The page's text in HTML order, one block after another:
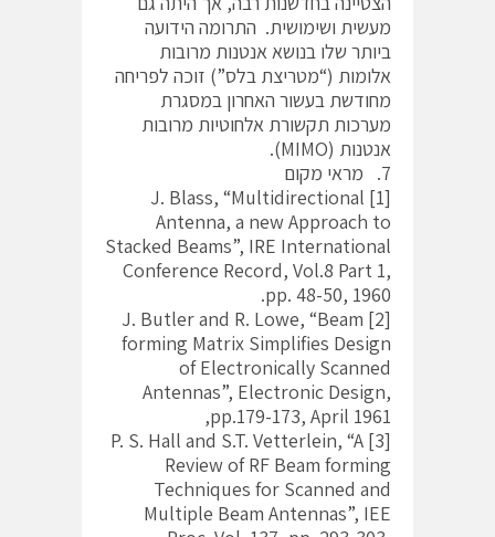
מעשית ושימושית. התרומה הידועה
ביותר שלו בנושא אנטנות מרובות
אלומות (“מטריצת בלס”) זוכה לפריחה
מחודשת בעשור האחרון במסגרת
מערכות תקשורת אלחוטיות מרובות
אנטנות (MIMO).
7. מראי מקום
[1] J. Blass, “Multidirectional
Antenna, a new Approach to
Stacked Beams”, IRE International
Conference Record, Vol.8 Part 1,
pp. 48-50, 1960.
[2] J. Butler and R. Lowe, “Beam
forming Matrix Simplifies Design
of Electronically Scanned
Antennas”, Electronic Design,
pp.179-173, April 1961,
[3] P. S. Hall and S.T. Vetterlein, “A
Review of RF Beam forming
Techniques for Scanned and
Multiple Beam Antennas”, IEE